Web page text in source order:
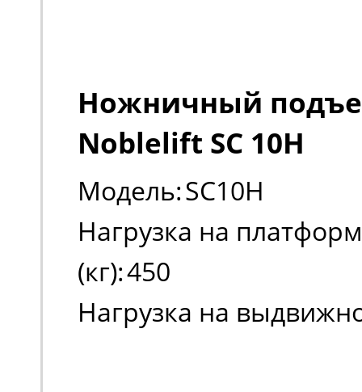
Ножничный
Noblelift SC 10H
Модель:SC10H
Нагрузка на
(кг):450
Нагрузка на